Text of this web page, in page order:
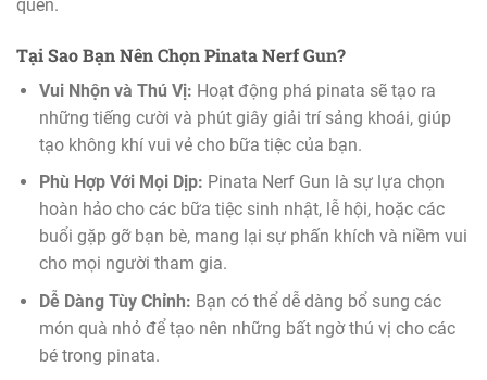
quên.
Tại Sao Bạn Nên Chọn Pinata Nerf Gun?
Vui Nhộn và Thú Vị: Hoạt động phá pinata sẽ tạo ra
những tiếng cười và phút giây giải trí sảng khoái, giúp
tạo không khí vui vẻ cho bữa tiệc của bạn.
Phù Hợp Với Mọi Dịp: Pinata Nerf Gun là sự lựa chọn
hoàn hảo cho các bữa tiệc sinh nhật, lễ hội, hoặc các
buổi gặp gỡ bạn bè, mang lại sự phấn khích và niềm vui
cho mọi người tham gia.
Dễ Dàng Tùy Chỉnh: Bạn có thể dễ dàng bổ sung các
món quà nhỏ để tạo nên những bất ngờ thú vị cho các
bé trong pinata.